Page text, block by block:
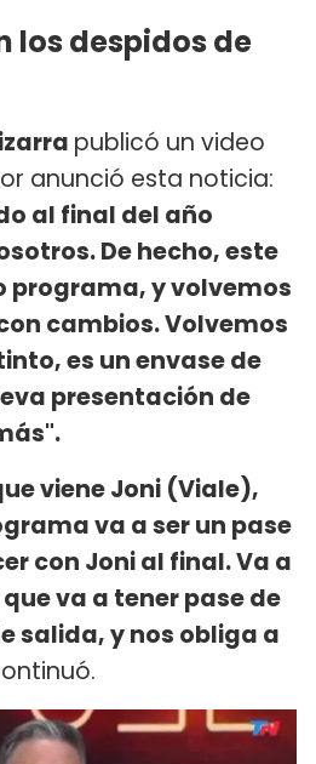
los despidos de
publicó un video
anunció esta noticia:
al final del año
De hecho, este
programa, y volvemos
cambios. Volvemos
es un envase de
presentación de
viene Joni (Viale),
va a ser un pase
con Joni al final. Va a
va a tener pase de
salida, y nos obliga a